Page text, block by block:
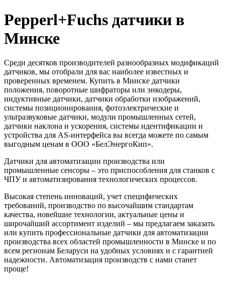
Pepperl+Fuchs датчики в
Минске
Среди десятков производителей разнообразных модификаций
датчиков, мы отобрали для вас наиболее известных и
проверенных временем. Купить в Минске датчики
положения, поворотные шифраторы или энкодеры,
индуктивные датчики, датчики обработки изображений,
системы позиционирования, фотоэлектрические и
ультразвуковые датчики, модули промышленных сетей,
датчики наклона и ускорения, системы идентификации и
устройства для AS-интерфейса вы всегда можете по самым
выгодным ценам в ООО «БелЭнергоКип».
Датчики для автоматизации производства или
промышленные сенсоры – это приспособления для станков с
ЧПУ и автоматизирования технологических процессов.
Высокая степень инноваций, учет специфических
требований, производство по высочайшим стандартам
качества, новейшие технологии, актуальные цены и
широчайший ассортимент изделий – мы предлагаем заказать
или купить профессиональные датчики для автоматизации
производства всех областей промышленности в Минске и по
всем регионам Беларуси на удобных условиях и с гарантией
надежности. Автоматизация производств с нами станет
проще!